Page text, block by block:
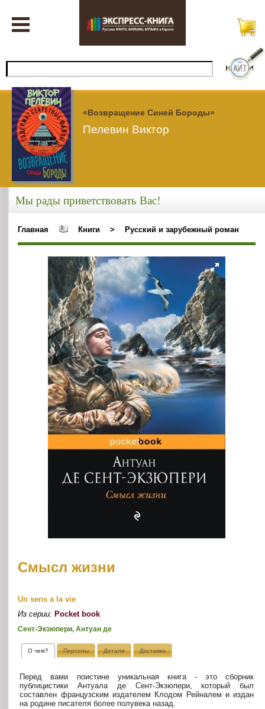
«Возвращение Синей Бороды»
Пелевин Виктор
Мы рады приветствовать Вас!
Главная Книги > Русский и зарубежный роман
Смысл жизни
Un sens a la vie
Из серии: Pocket book
Сент-Экзюпери, Антуан де
О чем? Персоны Детали Доставка
Перед вами поистине уникальная книга - это сборник
публицистики Антуала де Сент-Экзюпери, который был
составлен французским издателем Клодом Рейналем и издан
на родине писателя более полувека назад.